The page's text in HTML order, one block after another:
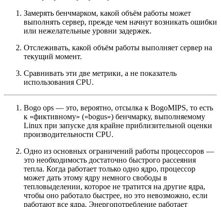
Замерять бенчмарком, какой объём работы может
выполнять сервер, прежде чем начнут возникать ошибки
или нежелательные уровни задержек.
Отслеживать, какой объём работы выполняет сервер на
текущий момент.
Сравнивать эти две метрики, а не показатель
использования CPU.
Bogo ops — это, вероятно, отсылка к BogoMIPS, то есть
к «фиктивному» («bogus») бенчмарку, выполняемому
Linux при запуске для крайне приблизительной оценки
производительности CPU.
Одно из основных ограничений работы процессоров —
это необходимость достаточно быстрого рассеяния
тепла. Когда работает только одно ядро, процессор
может дать этому ядру немного свободы в
тепловыделении, которое не тратится на другие ядра,
чтобы оно работало быстрее, но это невозможно, если
работают все ядра. Энергопотребление работает